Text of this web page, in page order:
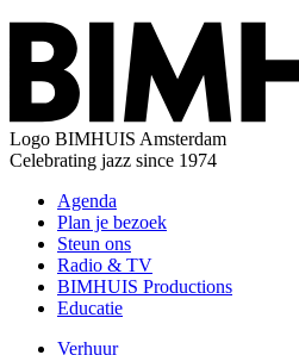
Logo BIMHUIS Amsterdam
Celebrating jazz since 1974
Agenda
Plan je bezoek
Steun ons
Radio & TV
BIMHUIS Productions
Educatie
Verhuur